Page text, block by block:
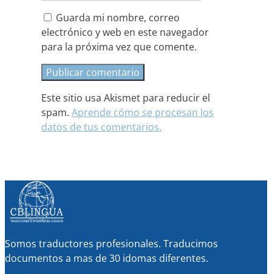
Guarda mi nombre, correo
electrónico y web en este navegador
para la próxima vez que comente.
Este sitio usa Akismet para reducir el
spam. Aprende cómo se procesan los
datos de tus comentarios.
Somos traductores profesionales. Traducimos
documentos a mas de 30 idomas diferentes.